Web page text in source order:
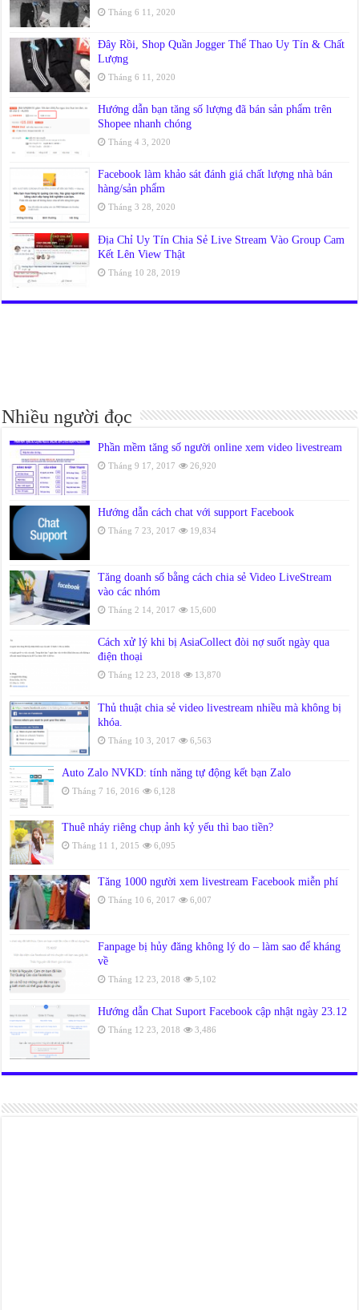
Tháng 6 11, 2020
Đây Rồi, Shop Quần Jogger Thể Thao Uy Tín & Chất
Lượng
Tháng 6 11, 2020
Hướng dẫn bạn tăng số lượng đã bán sản phẩm trên
Shopee nhanh chóng
Tháng 4 3, 2020
Facebook làm khảo sát đánh giá chất lượng nhà bán
hàng/sản phẩm
Tháng 3 28, 2020
Địa Chỉ Uy Tín Chia Sẻ Live Stream Vào Group Cam
Kết Lên View Thật
Tháng 10 28, 2019
Nhiều người đọc
Phần mềm tăng số người online xem video livestream
Tháng 9 17, 2017 26,920
Hướng dẫn cách chat với support Facebook
Tháng 7 23, 2017 19,834
Tăng doanh số bằng cách chia sẻ Video LiveStream
vào các nhóm
Tháng 2 14, 2017 15,600
Cách xử lý khi bị AsiaCollect đòi nợ suốt ngày qua
điện thoại
Tháng 12 23, 2018 13,870
Thủ thuật chia sẻ video livestream nhiều mà không bị
khóa.
Tháng 10 3, 2017 6,563
Auto Zalo NVKD: tính năng tự động kết bạn Zalo
Tháng 7 16, 2016 6,128
Thuê nháy riêng chụp ảnh kỷ yếu thì bao tiền?
Tháng 11 1, 2015 6,095
Tăng 1000 người xem livestream Facebook miễn phí
Tháng 10 6, 2017 6,007
Fanpage bị hủy đăng không lý do – làm sao để kháng
về
Tháng 12 23, 2018 5,102
Hướng dẫn Chat Suport Facebook cập nhật ngày 23.12
Tháng 12 23, 2018 3,486